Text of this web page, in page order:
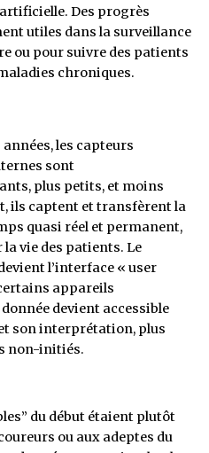
Des progrès
utiles dans la surveillance
ou pour suivre des patients
chroniques.
les capteurs
sont
plus petits, et moins
ils captent et transfèrent la
quasi réel et permanent,
vie des patients. Le
l’interface « user
appareils
devient accessible
son interprétation, plus
non-initiés.
du début étaient plutôt
ou aux adeptes du